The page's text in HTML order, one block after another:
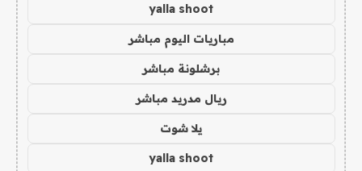
yalla shoot
مباريات اليوم مباشر
برشلونة مباشر
ريال مدريد مباشر
يلا شوت
yalla shoot